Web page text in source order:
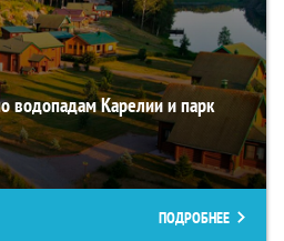
водопадам Карелии и парк
ПОДРОБНЕЕ